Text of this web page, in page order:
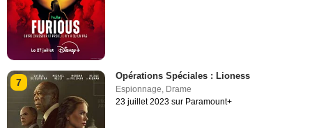
7
Opérations Spéciales : Lioness
Espionnage, Drame
23 juillet 2023 sur Paramount+